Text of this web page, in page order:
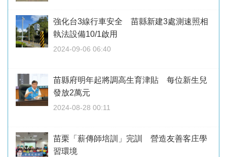
強化台3線行車安全 苗縣新建3處測速照相
執法設備10/1啟用
2024-09-06 06:40
苗縣府明年起將調高生育津貼 每位新生兒
發放2萬元
2024-08-28 00:11
苗栗「薪傳師培訓」完訓 營造友善客庄學
習環境